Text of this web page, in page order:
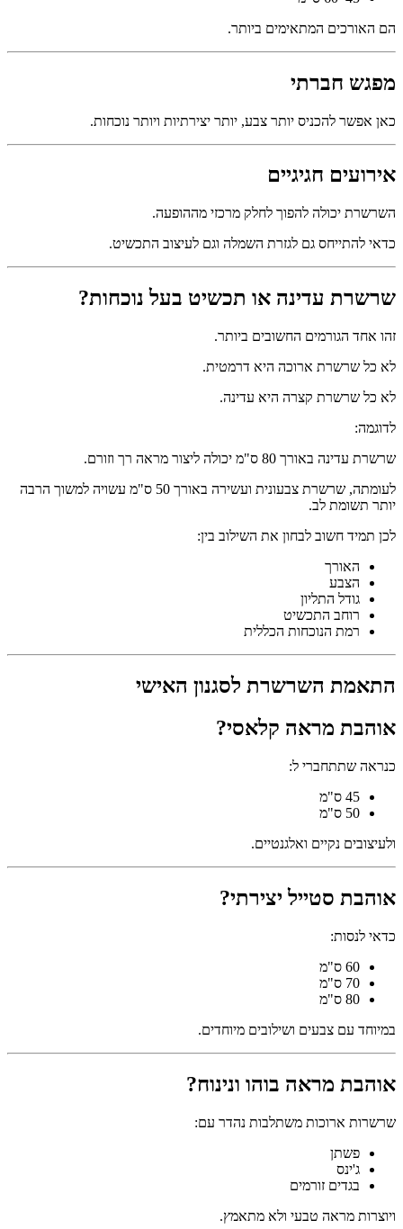
הם האורכים המתאימים ביותר.
מפגש חברתי
כאן אפשר להכניס יותר צבע, יותר יצירתיות ויותר נוכחות.
אירועים חגיגיים
השרשרת יכולה להפוך לחלק מרכזי מההופעה.
כדאי להתייחס גם לגזרת השמלה וגם לעיצוב התכשיט.
שרשרת עדינה או תכשיט בעל נוכחות?
זהו אחד הגורמים החשובים ביותר.
לא כל שרשרת ארוכה היא דרמטית.
לא כל שרשרת קצרה היא עדינה.
לדוגמה:
שרשרת עדינה באורך 80 ס"מ יכולה ליצור מראה רך וזורם.
לעומתה, שרשרת צבעונית ועשירה באורך 50 ס"מ עשויה למשוך הרבה
יותר תשומת לב.
לכן תמיד חשוב לבחון את השילוב בין:
האורך
הצבע
גודל התליון
רוחב התכשיט
רמת הנוכחות הכללית
התאמת השרשרת לסגנון האישי
אוהבת מראה קלאסי?
כנראה שתתחברי ל:
45 ס"מ
50 ס"מ
ולעיצובים נקיים ואלגנטיים.
אוהבת סטייל יצירתי?
כדאי לנסות:
60 ס"מ
70 ס"מ
80 ס"מ
במיוחד עם צבעים ושילובים מיוחדים.
אוהבת מראה בוהו ונינוח?
שרשרות ארוכות משתלבות נהדר עם:
פשתן
ג'ינס
בגדים זורמים
ויוצרות מראה טבעי ולא מתאמץ.